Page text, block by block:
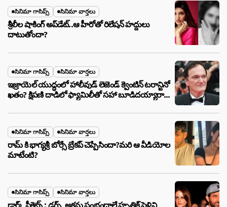
సినిమా గాసిప్స్ సినిమా వార్తలు
శ్రీలీల షాకింగ్ అప్‌డేట్..ఆ హీరోతో రిలేషన్ హద్దులు
దాటుతోందా?
సినిమా గాసిప్స్ సినిమా వార్తలు
ఇజ్రాయెల్ యుద్ధంలో హాలీవుడ్ లెజెండ్ క్వెంటిన్ టరాన్టినో
ఖతం? క్షిపణి దాడిలో ఫ్యామిలీతో సహా బూడిదయ్యారా?
సినిమా గాసిప్స్ సినిమా వార్తలు
రామ్ కి భాగ్యశ్రీ బోర్సే బ్రేకప్ చెప్పేసిందా?మరి ఆ వీడియోల
మాటేంటి?
సినిమా గాసిప్స్ సినిమా వార్తలు
డార్క్ సీక్రెట్స్ : డ్రగ్స్, అక్రమ సంభందాలే హృతిక్ పెళ్లిని